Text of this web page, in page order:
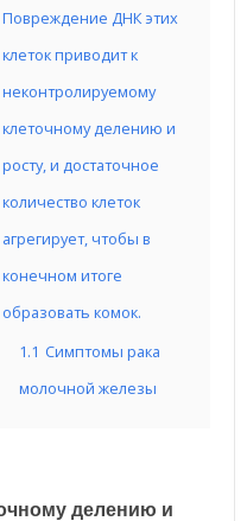
Повреждение ДНК этих
клеток приводит к
неконтролируемому
клеточному делению и
росту, и достаточное
количество клеток
агрегирует, чтобы в
конечном итоге
образовать комок.
1.1 Симптомы рака
молочной железы
делению и